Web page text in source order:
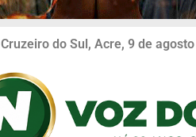
Cruzeiro do Sul, Acre, 9 de